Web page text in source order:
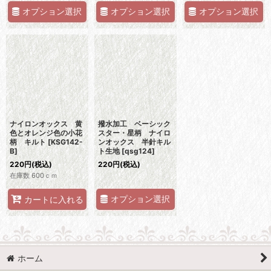
オプション選択 オプション選択 オプション選択
ナイロンオックス 黄
色とオレンジ色の小花
柄 キルト [KSG142-
B]
220円(税込)
在庫数 600ｃｍ
カートに入れる
撥水加工 ベーシック
スター・星柄 ナイロ
ンオックス 半針キル
ト生地 [qsg124]
220円(税込)
オプション選択
ホーム